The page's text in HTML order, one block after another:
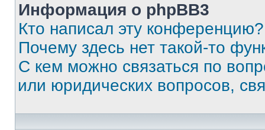
Информация о phpBB3
Кто написал эту конференцию?
Почему здесь нет такой-то
С кем можно связаться по
или юридических вопросов,